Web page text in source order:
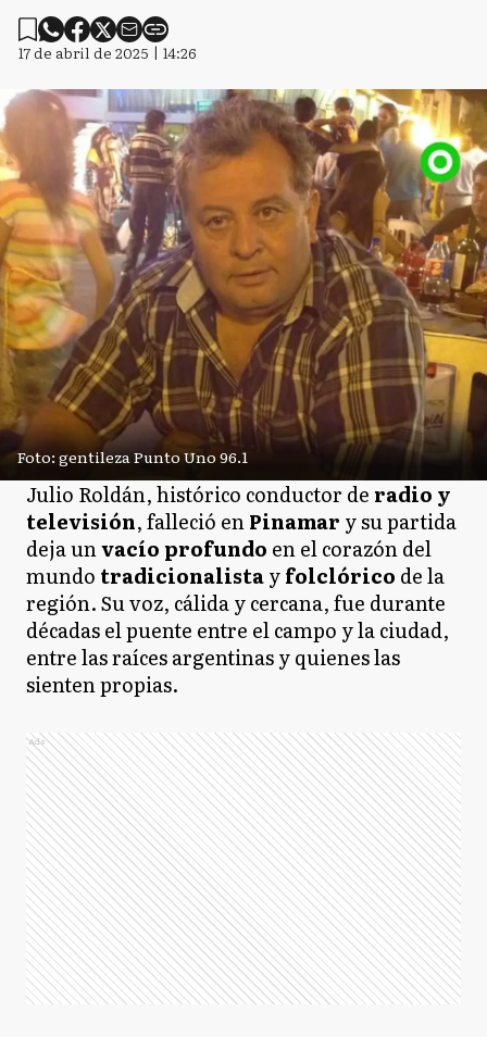
17 de abril de 2025 | 14:26
Foto: gentileza Punto Uno 96.1
Julio Roldán, histórico conductor de radio y
televisión, falleció enPinamar y su partida
deja unvacío profundo en el corazón del
mundo tradicionalistayfolclórico de la
región. Su voz, cálida y cercana, fue durante
décadas el puente entre el campo y la ciudad,
entre las raíces argentinas y quienes las
sienten propias.
Ads